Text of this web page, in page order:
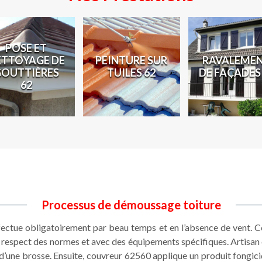
POSE ET
DE
62
PEINTURE SUR
TUILES 62
DE
Processus de démoussage toiture
obligatoirement par beau temps et en l’absence de vent.
des normes et avec des équipements spécifiques.
brosse. Ensuite, couvreur 62560 applique un produit